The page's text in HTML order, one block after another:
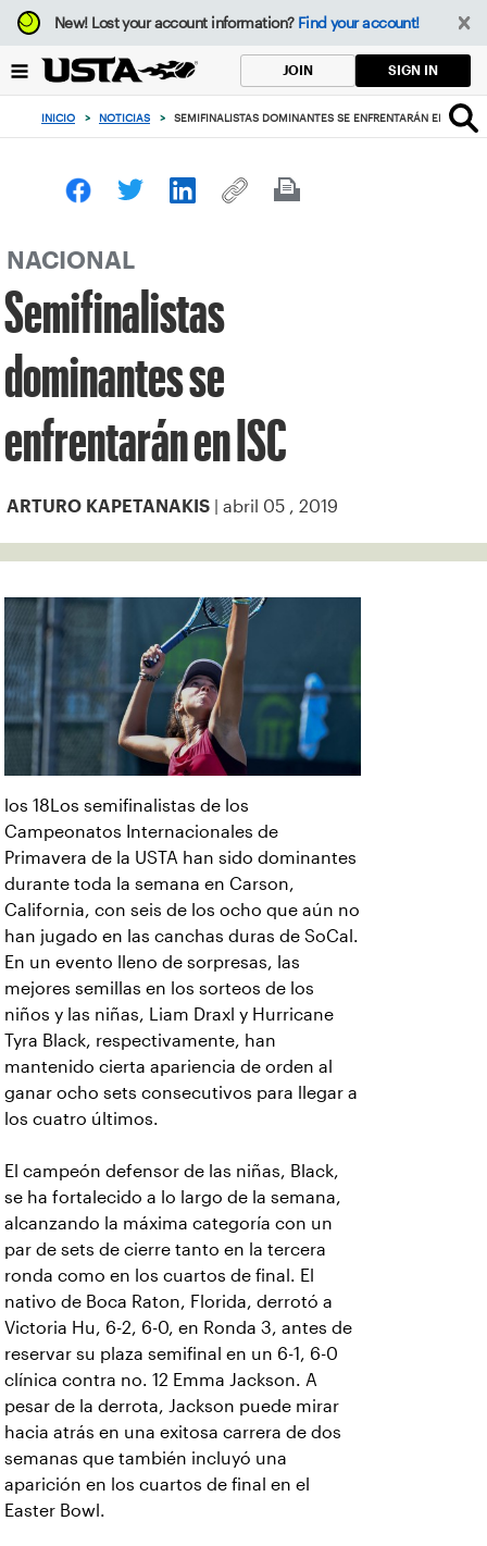
Enfoque
desde
botón
volver
principio
New!Lost your account information? Find your account!
JOIN SIGN IN
INICIO > NOTICIAS > SEMIFINALISTAS DOMINANTES SE ENFRENTARÁN EN ISC
NACIONAL
Semifinalistas
dominantes se
enfrentarán en ISC
ARTURO KAPETANAKIS | abril 05 , 2019
los 18Los semifinalistas de los
Campeonatos Internacionales de
Primavera de la USTA han sido dominantes
durante toda la semana en Carson,
California, con seis de los ocho que aún no
han jugado en las canchas duras de SoCal.
En un evento lleno de sorpresas, las
mejores semillas en los sorteos de los
niños y las niñas, Liam Draxl y Hurricane
Tyra Black, respectivamente, han
mantenido cierta apariencia de orden al
ganar ocho sets consecutivos para llegar a
los cuatro últimos.
El campeón defensor de las niñas, Black,
se ha fortalecido a lo largo de la semana,
alcanzando la máxima categoría con un
par de sets de cierre tanto en la tercera
ronda como en los cuartos de final. El
nativo de Boca Raton, Florida, derrotó a
Victoria Hu, 6-2, 6-0, en Ronda 3, antes de
reservar su plaza semifinal en un 6-1, 6-0
clínica contra no. 12 Emma Jackson. A
pesar de la derrota, Jackson puede mirar
hacia atrás en una exitosa carrera de dos
semanas que también incluyó una
aparición en los cuartos de final en el
Easter Bowl.